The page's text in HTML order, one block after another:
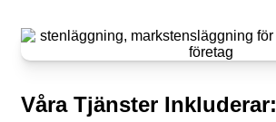
Våra Tjänster Inkluderar: